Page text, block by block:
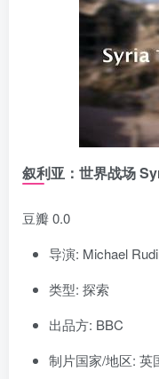
叙利亚：世界战场
豆瓣 0.0
导演: Michael
类型: 探索
出品方: BBC
制片国家/地区: 英